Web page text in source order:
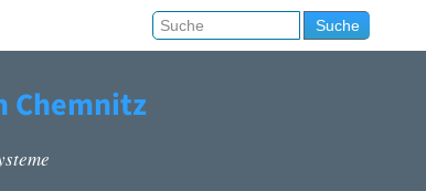
Chemnitz